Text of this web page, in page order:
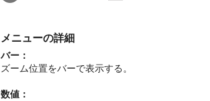
メニューの詳細
バー：
ズーム位置をバーで表示する。
数値：